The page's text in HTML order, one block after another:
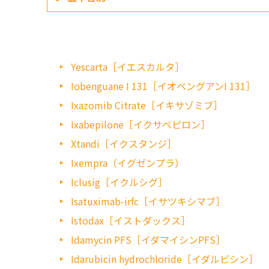
Yescarta［イエスカルタ］
Iobenguane I 131［イオベングアンI 131］
Ixazomib Citrate［イキサゾミブ］
Ixabepilone［イクサベピロン］
Xtandi［イクスタンジ］
Ixempra（イグゼンプラ）
Iclusig［イクルシグ］
Isatuximab-irfc［イサツキシマブ］
Istodax［イストダックス］
Idamycin PFS［イダマイシンPFS］
Idarubicin hydrochloride［イダルビシン］